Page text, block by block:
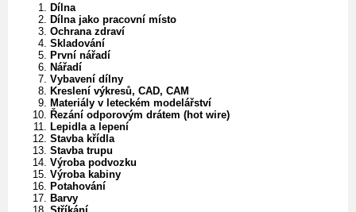
Dílna
Dílna jako pracovní místo
Ochrana zdraví
Skladování
První nářadí
Nářadí
Vybavení dílny
Kreslení výkresů, CAD, CAM
Materiály v leteckém modelářství
Řezání odporovým drátem (hot wire)
Lepidla a lepení
Stavba křídla
Stavba trupu
Výroba podvozku
Výroba kabiny
Potahování
Barvy